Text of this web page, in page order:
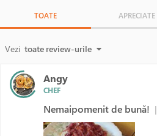
TOATE APRECIATE
Vezi toate review-urile
Angy
CHEF
Nemaipomenit de bună! |